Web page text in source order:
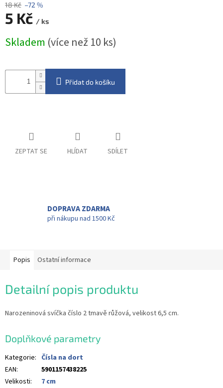
18 Kč –72 %
5 Kč / ks
cena:
Skladem (více než 10 ks)
Přidat do košíku
ZEPTAT SE HLÍDAT SDÍLET
DOPRAVA ZDARMA
při nákupu nad 1500 Kč
Popis Ostatní informace
Detailní popis produktu
Narozeninová svíčka číslo 2 tmavě růžová, velikost 6,5 cm.
Doplňkové parametry
Kategorie: Čísla na dort
EAN:
5901157438225
Velikosti:
7 cm